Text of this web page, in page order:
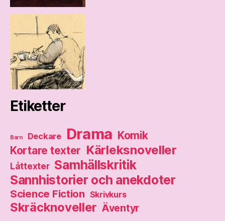
Etiketter
Barn Deckare Drama Komik
Kortare texter Kärleksnoveller
Låttexter Samhällskritik
Sannhistorier och anekdoter
Science Fiction Skrivkurs
Skräcknoveller Äventyr